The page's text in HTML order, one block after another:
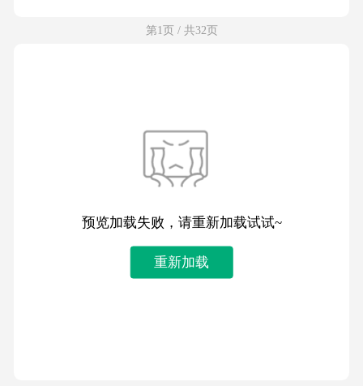
第1页 / 共32页
预览加载失败，请重新加载试试~
重新加载